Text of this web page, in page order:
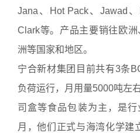
Jana、Hot Pack、Jawad、
Clark等。产品主要销往欧
洲等国家和地区。
宁合新材集团目前共有3条
负荷运行，月用量5000吨左
司盒等食品包装为主，是
月，他们正式与海湾化学建